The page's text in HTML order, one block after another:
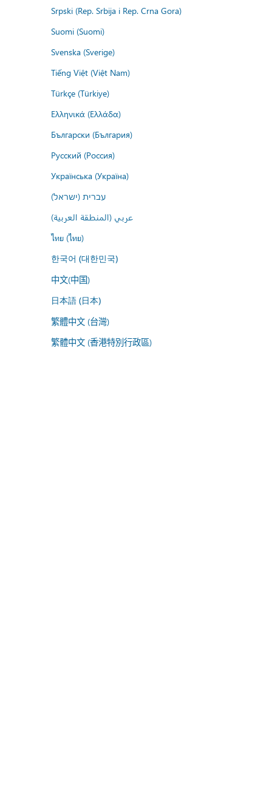
Srpski (Rep. Srbija i Rep. Crna Gora)
Suomi (Suomi)
Svenska (Sverige)
Tiếng Việt (Việt Nam)
Türkçe (Türkiye)
Ελληνικά (Ελλάδα)
Български (България)
Русский (Россия)
Українська (Україна)
עברית (ישראל)
عربي (المنطقة العربية)
ไทย (ไทย)
한국어 (대한민국)
中文(中国)
日本語 (日本)
繁體中文 (台灣)
繁體中文 (香港特別行政區)